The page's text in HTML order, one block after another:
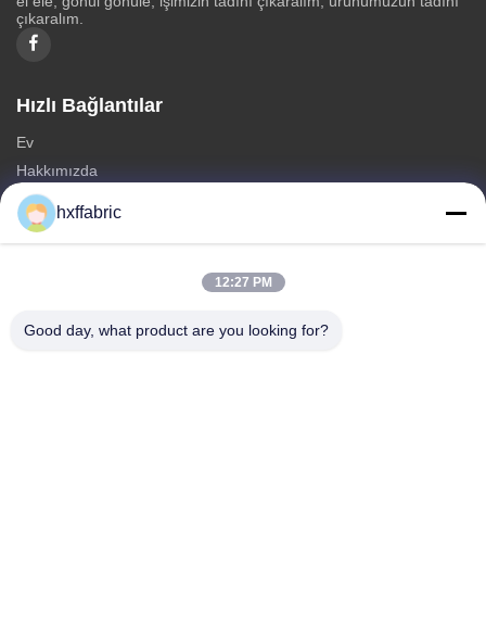
çıkaralım.
Hızlı Bağlantılar
Ev
Hakkımızda
Ürünler
Bize Ulaşın
SBR neopren kumaş
hxffabric
12:27 PM
Good day, what product are you looking for?